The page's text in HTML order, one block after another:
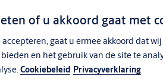
BIM-software, Openings
met ontwerpprogramma’s om
en te visualiseren, inclusief complete
of u akkoord gaat met
accepteren, gaat u ermee akkoord dat
en het gebruik van de site te
Cookiebeleid Privacyverklaring